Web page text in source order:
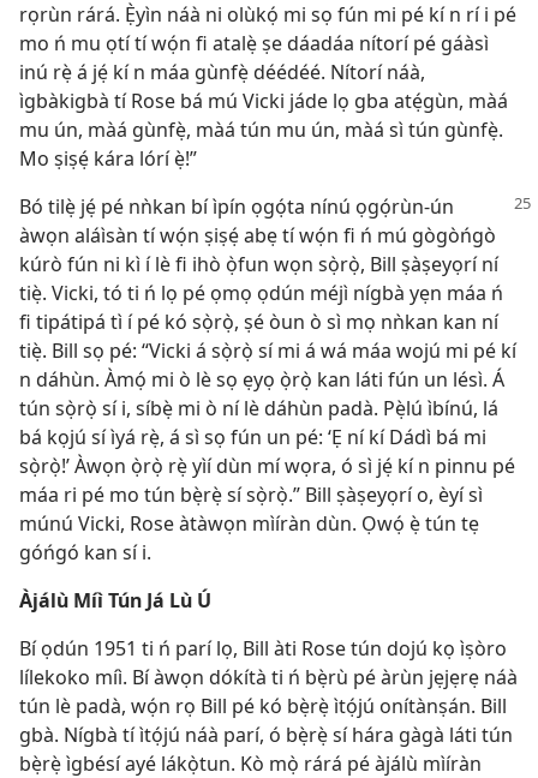
rọrùn rárá. Ẹ̀yìn náà ni olùkọ́ mi sọ fún mi pé kí n rí i pé
mo ń mu ọtí tí wọ́n fi atalẹ̀ ṣe dáadáa nítorí pé gáàsì
inú rẹ̀ á jẹ́ kí n máa gùnfẹ̀ déédéé. Nítorí náà,
ìgbàkigbà tí Rose bá mú Vicki jáde lọ gba atẹ́gùn, màá
mu ún, màá gùnfẹ̀, màá tún mu ún, màá sì tún gùnfẹ̀.
Mo ṣiṣẹ́ kára lórí ẹ̀!”
Bó tilẹ̀ jẹ́ pé nǹkan bí ìpín ọgọ́ta nínú ọgọ́rùn-ún
àwọn aláìsàn tí wọ́n ṣiṣẹ́ abẹ tí wọ́n fi ń mú gògòńgò
kúrò fún ni kì í lè fi ihò ọ̀fun wọn sọ̀rọ̀, Bill ṣàṣeyọrí ní
tiẹ̀. Vicki, tó ti ń lọ pé ọmọ ọdún méjì nígbà yẹn máa ń
fi tipátipá tì í pé kó sọ̀rọ̀, ṣé òun ò sì mọ nǹkan kan ní
tiẹ̀. Bill sọ pé: “Vicki á sọ̀rọ̀ sí mi á wá máa wojú mi pé kí
n dáhùn. Àmọ́ mi ò lè sọ ẹyọ ọ̀rọ̀ kan láti fún un lésì. Á
tún sọ̀rọ̀ sí i, síbẹ̀ mi ò ní lè dáhùn padà. Pẹ̀lú ìbínú, lá
bá kọjú sí ìyá rẹ̀, á sì sọ fún un pé: ‘Ẹ ní kí Dádì bá mi
sọ̀rọ̀!’ Àwọn ọ̀rọ̀ rẹ̀ yìí dùn mí wọra, ó sì jẹ́ kí n pinnu pé
máa ri pé mo tún bẹ̀rẹ̀ sí sọ̀rọ̀.” Bill ṣàṣeyọrí o, èyí sì
múnú Vicki, Rose àtàwọn mìíràn dùn. Ọwọ́ ẹ̀ tún tẹ
góńgó kan sí i.
Àjálù Míì Tún Já Lù Ú
Bí ọdún 1951 ti ń parí lọ, Bill àti Rose tún dojú kọ ìṣòro
lílekoko míì. Bí àwọn dókítà ti ń bẹ̀rù pé àrùn jẹjẹrẹ náà
tún lè padà, wọ́n rọ Bill pé kó bẹ̀rẹ̀ ìtọ́jú onítànṣán. Bill
gbà. Nígbà tí ìtọ́jú náà parí, ó bẹ̀rẹ̀ sí hára gàgà láti tún
bẹ̀rẹ̀ ìgbésí ayé lákọ̀tun. Kò mọ̀ rárá pé àjálù mìíràn